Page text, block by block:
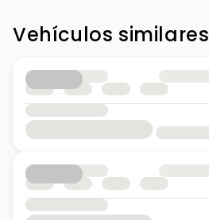
Vehículos similares